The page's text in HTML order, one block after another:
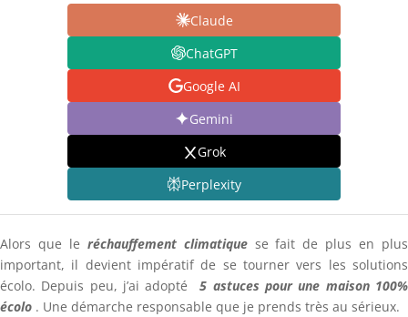
Claude
ChatGPT
Google AI
Gemini
Grok
Perplexity
Alors que le réchauffement climatique se fait de plus en plus
important, il devient impératif de se tourner vers les solutions
écolo. Depuis peu, j’ai adopté5 astuces pour une maison 100%
écolo . Une démarche responsable que je prends très au sérieux.